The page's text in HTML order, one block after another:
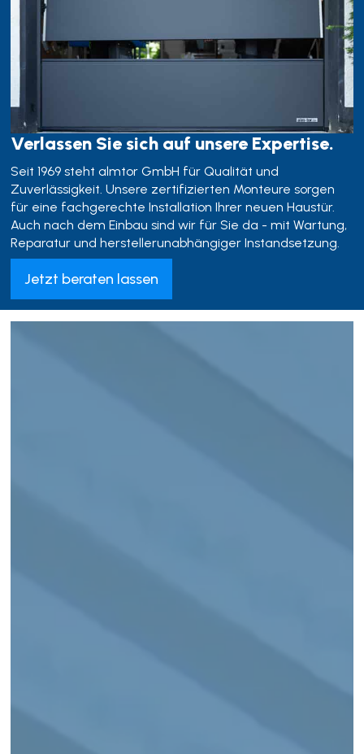
Verlassen Sie sich auf unsere Expertise.
Seit 1969 steht almtor GmbH für Qualität und
Zuverlässigkeit. Unsere zertifizierten Monteure sorgen
für eine fachgerechte Installation Ihrer neuen Haustür.
Auch nach dem Einbau sind wir für Sie da - mit Wartung,
Reparatur und herstellerunabhängiger Instandsetzung.
Jetzt beraten lassen